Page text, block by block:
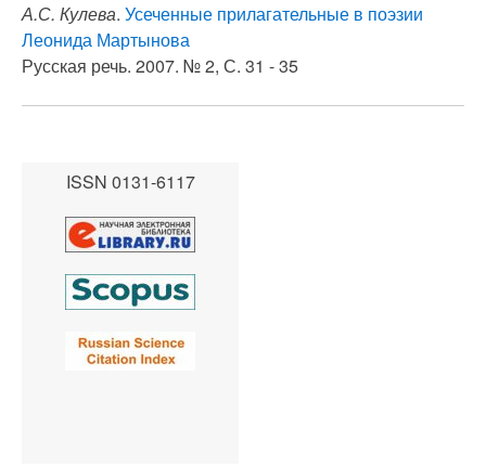
А.С. Кулева. Усеченные прилагательные в поэзии
Леонида Мартынова
Русская речь. 2007. № 2, С. 31 - 35
ISSN 0131-6117